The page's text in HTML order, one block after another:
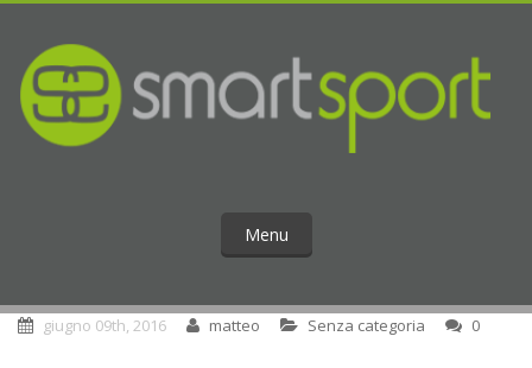
Menu
giugno 09th, 2016 matteo Senza categoria 0